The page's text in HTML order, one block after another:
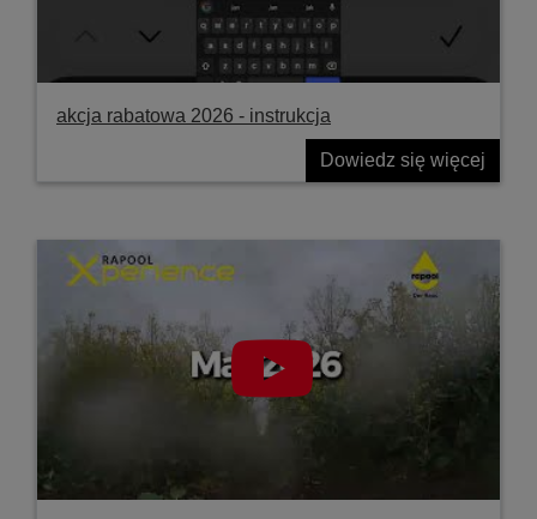
akcja rabatowa 2026 - instrukcja
Dowiedz się więcej